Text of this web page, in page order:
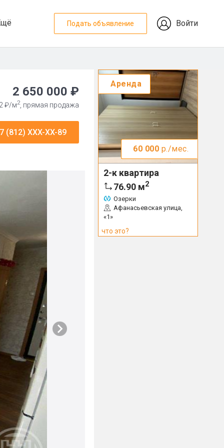
Подать объявление Войти
2 650 000 ₽
₽/м2, прямая продажа
(812) XXX-XX-89
Аренда
60 000 р./мес.
2-к квартира
76.90 м2
Озерки
Афанасьевская улица,
«1»
что это?